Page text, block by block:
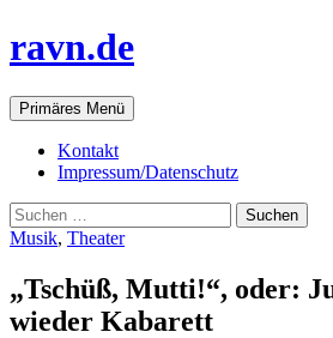
ravn.de
Suchen
Primäres Menü Springe
zum
Kontakt
Impressum/Datenschutz
Suchen
nach:
Musik, Theater
„Tschüß, Mutti!“, oder:
wieder Kabarett